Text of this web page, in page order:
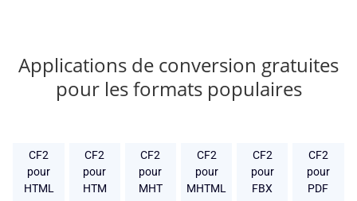
Applications de conversion gratuites
pour les formats populaires
CF2
pour
HTML
CF2
pour
HTM
CF2
pour
MHT
CF2
pour
MHTML
CF2
pour
FBX
CF2
pour
PDF